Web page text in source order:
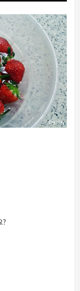
?